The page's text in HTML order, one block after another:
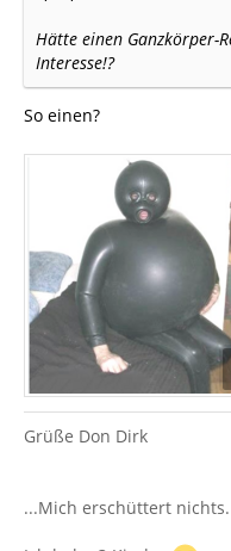
Hätte einen Ganzkörper-
Interesse!?
So einen?
Grüße Don Dirk
...Mich erschüttert nichts.